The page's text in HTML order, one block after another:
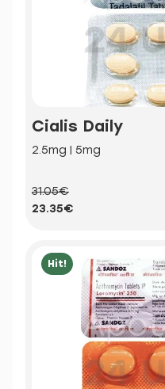
Cialis Daily
2.5mg | 5mg
31.05€
23.35€
Hit!